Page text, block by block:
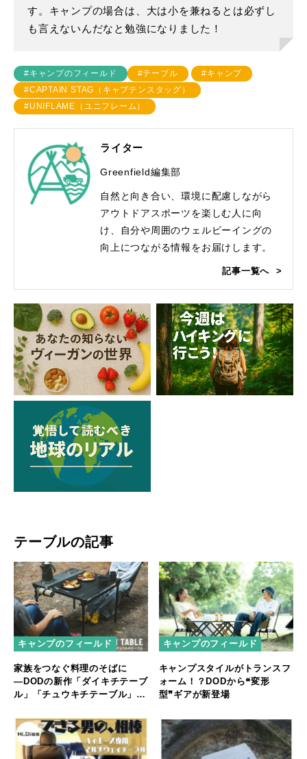
す。キャンプの場合は、大は小を兼ねるとは必ずし
も言えないんだなと勉強になりました！
#キャンプのフィールド #テーブル
#キャンプ
#CAPTAIN STAG（キャプテンスタッグ）
#UNIFLAME（ユニフレーム）
ライター
Greenfield編集部
自然と向き合い、環境に配慮しながら
アウトドアスポーツを楽しむ人に向
け、自分や周囲のウェルビーイングの
向上につながる情報をお届けします。
記事一覧へ
テーブルの記事
キャンプのフィールド
家族をつなぐ料理のそばに
―DODの新作「ダイキチテーブ
ル」「チュウキチテーブル」が
キャンプのフィールド
キャンプスタイルがトランスフ
ォーム！？DODから❝変形
型❞ギアが新登場